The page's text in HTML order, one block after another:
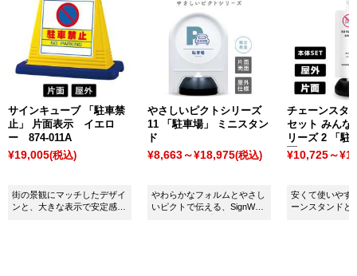
サインキューブ 「駐車禁
止」 片面表示 イエロ
ー 874-011A
¥19,005(税込)
街の景観にマッチしたデザイ
ンと、大きな表示で安定感抜
やさしいピクトシリーズ
11 「駐車場」 ミニスタン
ド
¥8,663～¥18,975(税込)
やわらかなフォルムとやさし
いピクトで伝える、SignWeb
チェーンスタ
セット みんな
リーズ 2 「駐
面
¥10,725～
安くて使いやす
ーンスタンドと